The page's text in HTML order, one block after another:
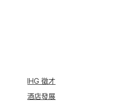
IHG 徵才
酒店發展